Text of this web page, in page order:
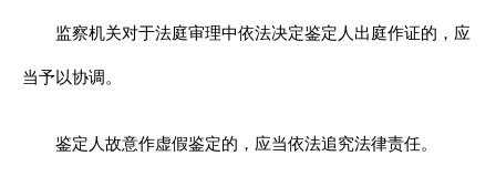
监察机关对于法庭审理中依法决定鉴定人出庭作证的，应
当予以协调。
鉴定人故意作虚假鉴定的，应当依法追究法律责任。